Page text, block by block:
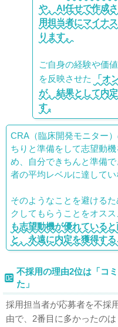
や、AI任せで作成
用担当者にマイナ
ります。
ご自身の経験や価
を反映させた
「オ
が、結果として内
す。
CRA（臨床開発モニター
ちりと準備をして志望動
め、自分できちんと準備
者の平均レベルに達してい
そのようなことを避ける
クしてもらうことをオスス
も志望動機が優れている
と、永遠に内定を獲得する
不採用の理由2位は「コ
た」
採用担当者が応募者を不採
由で、2番目に多かったの